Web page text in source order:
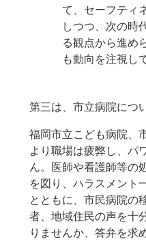
て、セーフティ
しつつ、次の時
る観点から進め
も動向を注視し
第三は、市立病院につ
福岡市立こども病院、
より職場は疲弊し、パ
ん。医師や看護師等の
を図り、ハラスメント
とともに、市民病院の
者、地域住民の声を十
りませんか、答弁を求